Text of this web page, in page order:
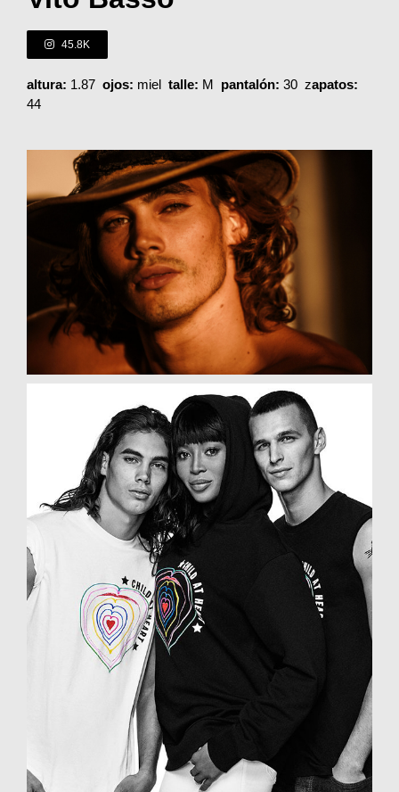
45.8K
altura: 1.87 ojos: miel talle: M pantalón: 30 zapatos:
44